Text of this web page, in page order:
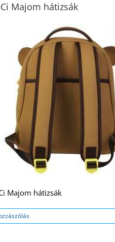
Majom hátizsák
Majom hátizsák